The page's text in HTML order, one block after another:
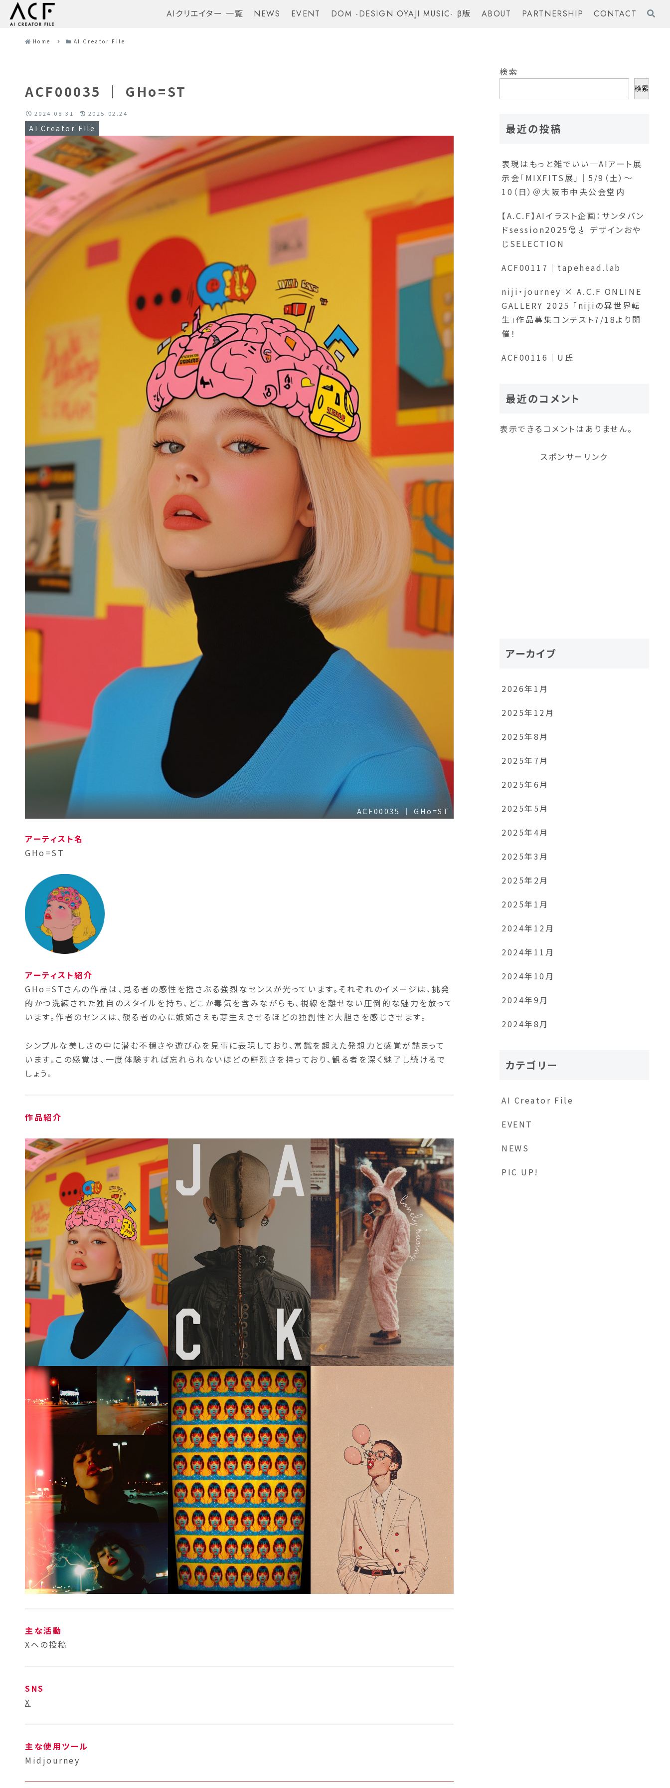
AIクリエイター 一覧 NEWS EVENT DOM -DESIGN OYAJI MUSIC- β版 ABOUT PARTNERSHIP CONTACT
Home AI Creator File
ACF00035 ｜ GHo=ST
AI Creator File
ACF00035 ｜ GHo=ST
2024.08.31 2025.02.24
アーティスト名
GHo=ST
アーティスト紹介
GHo=STさんの作品は、見る者の感性を揺さぶる強烈なセンスが光っています。それぞれのイメージは、挑発
的かつ洗練された独自のスタイルを持ち、どこか毒気を含みながらも、視線を離せない圧倒的な魅力を放って
います。作者のセンスは、観る者の心に嫉妬さえも芽生えさせるほどの独創性と大胆さを感じさせます。
シンプルな美しさの中に潜む不穏さや遊び心を見事に表現しており、常識を超えた発想力と感覚が詰まって
います。この感覚は、一度体験すれば忘れられないほどの鮮烈さを持っており、観る者を深く魅了し続けるで
しょう。
作品紹介
主な活動
Xへの投稿
SNS
X
主な使用ツール
Midjourney
検索
検索
最近の投稿
表現はもっと雑でいい─AIアート展
示会「MIXFITS展」｜5/9（土）〜
10（日）＠大阪市中央公会堂内
【A.C.F】AIイラスト企画：サンタバン
ドsession2025🎅🎸 デザインおや
じSELECTION
ACF00117｜tapehead.lab
niji・journey × A.C.F ONLINE
GALLERY 2025 「nijiの異世界転
生」作品募集コンテスト7/18より開
催！
ACF00116｜U氏
最近のコメント
表示できるコメントはありません。
スポンサーリンク
アーカイブ
2026年1月
2025年12月
2025年8月
2025年7月
2025年6月
2025年5月
2025年4月
2025年3月
2025年2月
2025年1月
2024年12月
2024年11月
2024年10月
2024年9月
2024年8月
カテゴリー
AI Creator File
EVENT
NEWS
PIC UP!